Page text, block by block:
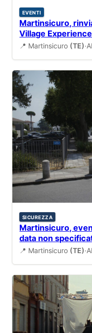
EVENTI
Martinsicuro,
Village
📍 Martinsicuro (TE)·
SICUREZZA
Martinsicuro,
data non
📍 Martinsicuro (TE)·